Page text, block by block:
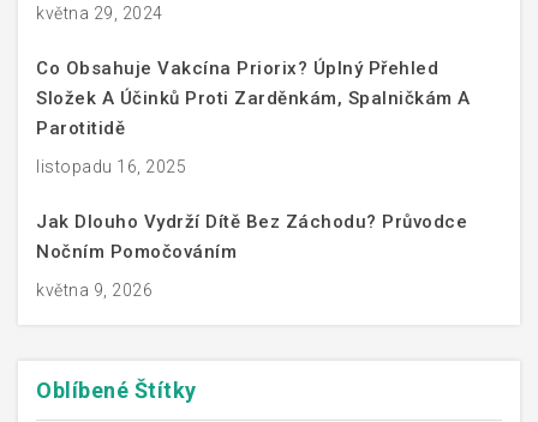
května 29, 2024
Co Obsahuje Vakcína Priorix? Úplný Přehled
Složek A Účinků Proti Zarděnkám, Spalničkám A
Parotitidě
listopadu 16, 2025
Jak Dlouho Vydrží Dítě Bez Záchodu? Průvodce
Nočním Pomočováním
května 9, 2026
Oblíbené Štítky